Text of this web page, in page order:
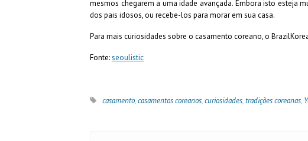
mesmos chegarem a uma idade avançada. Embora isto esteja
dos pais idosos, ou recebe-los para morar em sua casa.
Para mais curiosidades sobre o casamento coreano, o
Fonte:seoulistic
casamento,casamentos coreanos,curiosidades,tradições coreanas,